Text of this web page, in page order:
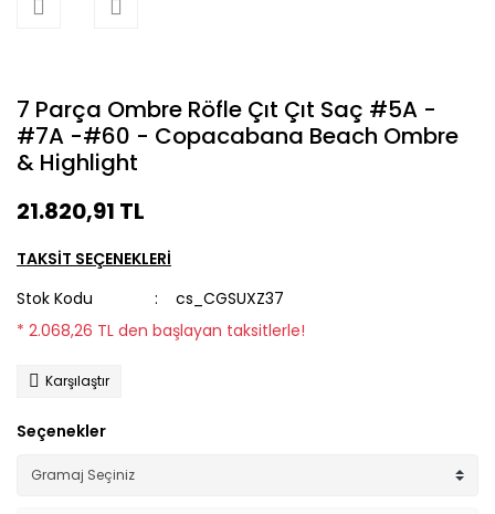
7 Parça Ombre Röfle Çıt Çıt Saç #5A -
#7A -#60 - Copacabana Beach Ombre
& Highlight
21.820,91 TL
TAKSİT SEÇENEKLERİ
Stok Kodu
cs_CGSUXZ37
* 2.068,26 TL den başlayan taksitlerle!
Karşılaştır
Seçenekler